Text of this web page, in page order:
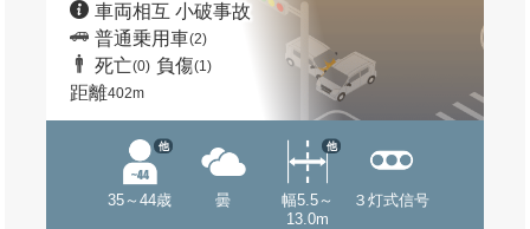
車両相互 小破事故
普通乗用車(2)
死亡(0) 負傷(1)
距離402m
35～44歳
他
曇
幅5.5～
13.0m
他
３灯式信号